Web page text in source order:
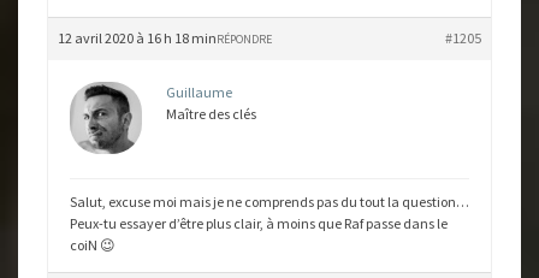
12 avril 2020 à 16 h 18 min #1205
RÉPONDRE
Guillaume
Maître des clés
Salut, excuse moi mais je ne comprends pas du tout la question…
Peux-tu essayer d’être plus clair, à moins que Raf passe dans le
coiN 😉